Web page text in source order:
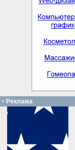
Реклама